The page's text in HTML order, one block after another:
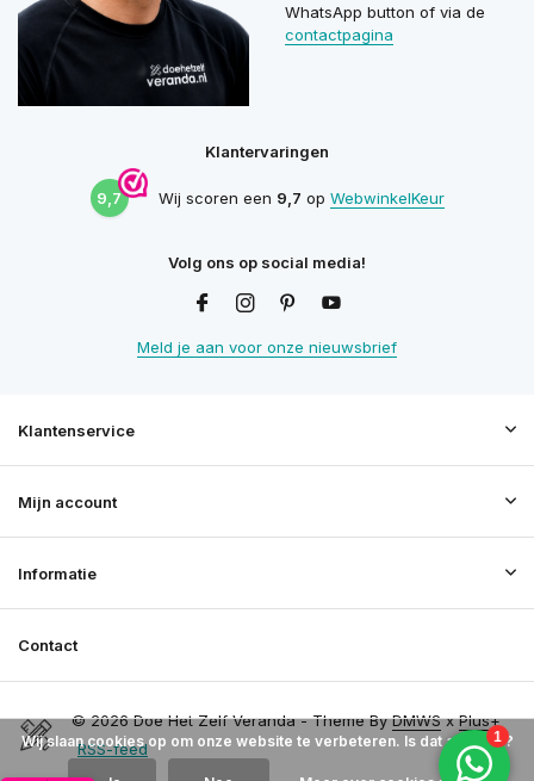
WhatsApp button of via de
contactpagina
Klantervaringen
9,7 Wij scoren een 9,7 op WebwinkelKeur
Volg ons op social media!
Meld je aan voor onze nieuwsbrief
Klantenservice
Mijn account
Informatie
Contact
© 2026 Doe Het Zelf Veranda - Theme ByDMWSxPlus+
RSS-feed
Wij slaan cookies op om onze website te verbeteren. Is dat akkoord?